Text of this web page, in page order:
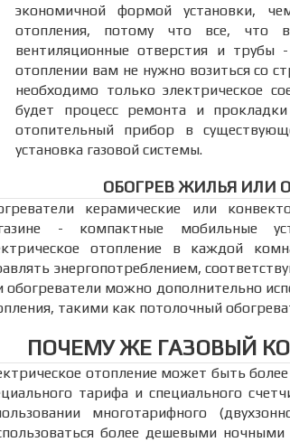
экономичной формой установки,
отопления, потому что все, что
вентиляционные отверстия и трубы
отоплении вам не нужно возиться со
необходимо только электрическое
будет процесс ремонта и
отопительный прибор в
установка газовой системы.
ОБОГРЕВ ЖИЛЬЯ ИЛИ
керамические или
- компактные мобильные
отопление в каждой
энергопотреблением,
обогреватели можно дополнительно
такими как потолочный
ПОЧЕМУ ЖЕ ГАЗОВЫЙ
отопление может быть
тарифа и специального
многотарифного
более дешевыми